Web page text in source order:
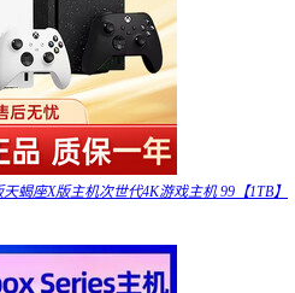
天蝎座X版主机次世代4K游戏主机 99【1TB】